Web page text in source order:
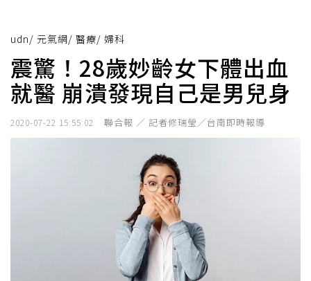
udn/ 元氣網/ 醫療/ 婦科
震驚！28歲妙齡女下體出血
就醫 崩潰發現自己是男兒身
2020-07-22 15:55:02 聯合報 ／ 記者修瑞瑩／台南即時報導